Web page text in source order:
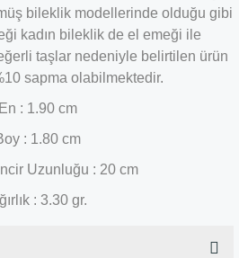
bileklik modellerinde olduğu gibi
kadın bileklik de el emeği ile
taşlar nedeniyle belirtilen ürün
sapma olabilmektedir.
En : 1.90 cm
: 1.80 cm
Uzunluğu : 20 cm
: 3.30 gr.